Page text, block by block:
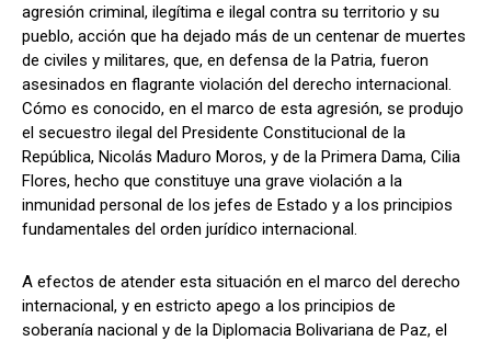
agresión criminal, ilegítima e ilegal contra su territorio y su
pueblo, acción que ha dejado más de un centenar de muertes
de civiles y militares, que, en defensa de la Patria, fueron
asesinados en flagrante violación del derecho internacional.
Cómo es conocido, en el marco de esta agresión, se produjo
el secuestro ilegal del Presidente Constitucional de la
República, Nicolás Maduro Moros, y de la Primera Dama, Cilia
Flores, hecho que constituye una grave violación a la
inmunidad personal de los jefes de Estado y a los principios
fundamentales del orden jurídico internacional.
A efectos de atender esta situación en el marco del derecho
internacional, y en estricto apego a los principios de
soberanía nacional y de la Diplomacia Bolivariana de Paz, el